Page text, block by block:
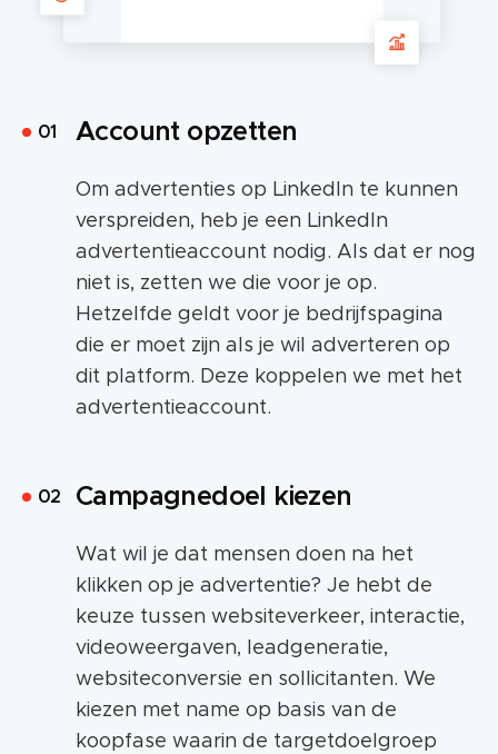
Account opzetten
Om advertenties op LinkedIn te kunnen
verspreiden, heb je een LinkedIn
advertentieaccount nodig. Als dat er nog
niet is, zetten we die voor je op.
Hetzelfde geldt voor je bedrijfspagina
die er moet zijn als je wil adverteren op
dit platform. Deze koppelen we met het
advertentieaccount.
Campagnedoel kiezen
Wat wil je dat mensen doen na het
klikken op je advertentie? Je hebt de
keuze tussen websiteverkeer, interactie,
videoweergaven, leadgeneratie,
websiteconversie en sollicitanten. We
kiezen met name op basis van de
koopfase waarin de targetdoelgroep